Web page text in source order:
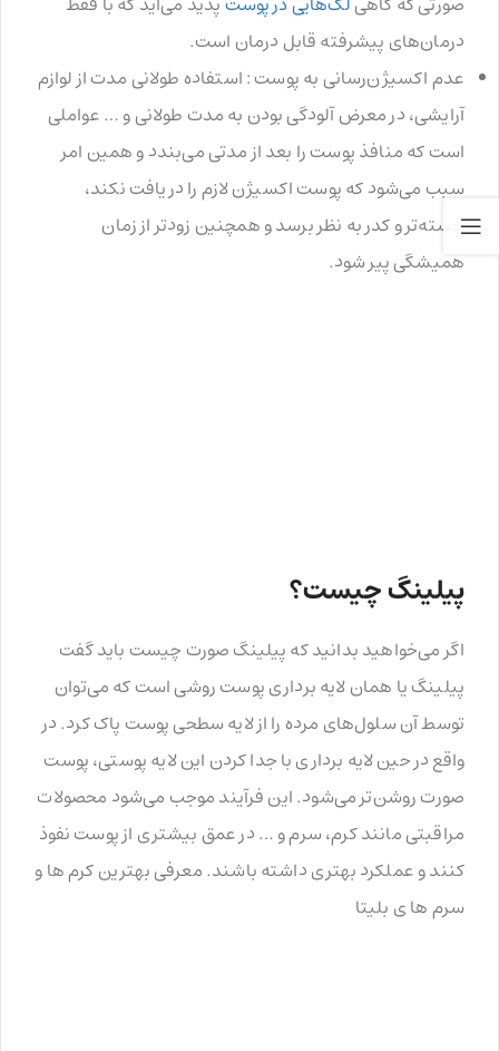
درمان‌های پیشرفته قابل درمان است.
عدم اکسیژن‌رسانی به پوست : استفاده طولانی مدت از لوازم
آرایشی، در معرض آلودگی بودن به مدت طولانی و … عواملی
است که منافذ پوست را بعد از مدتی می‌بندد و همین امر
سبب می‌شود که پوست اکسیژن لازم را دریافت نکند،
خسته‌تر و کدر به نظر برسد و همچنین زودتر از زمان
همیشگی پیر شود.
پیلینگ چیست؟
اگر می‌خواهید بدانید که پیلینگ صورت چیست باید گفت
پیلینگ یا همان لایه برداری پوست روشی است که می‌توان
توسط آن سلول‌های مرده را از لایه سطحی پوست پاک کرد. در
واقع در حین لایه برداری با جدا کردن این لایه پوستی، پوست
صورت روشن‌تر می‌شود. این فرآیند موجب می‌شود محصولات
مراقبتی مانند کرم، سرم و … در عمق بیشتری از پوست نفوذ
کنند و عملکرد بهتری داشته باشند. معرفی بهترین کرم ها و
سرم ها ی بلیتا